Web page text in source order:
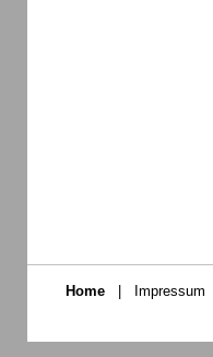
Home | Impressum